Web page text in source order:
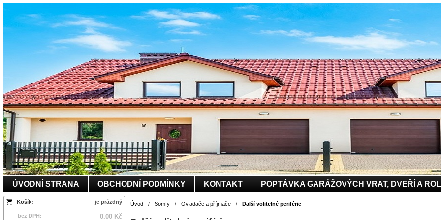
ÚVODNÍ STRANA OBCHODNÍ PODMÍNKY KONTAKT POPTÁVKA GARÁŽOVÝCH VRAT, DVEŘÍ A
Košík: je prázdný
bez DPH: 0.00 Kč
Úvod / Somfy / Ovladače a příjmače / Další volitelné periférie